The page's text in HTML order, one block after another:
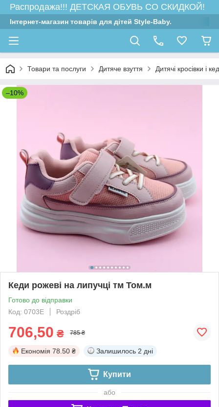
Распродажа!!! ДЕТСКАЯ ОБУВЬ СО СКИДКОЙ!
Інтернет-магазин товарів для дітей Style-Baby.
Товари та послуги Дитяче взуття Дитячі кросівки і
–10%
Кеди рожеві на липучці тм Том.м
Готово до відправки
Код: 0703E
Роздріб
706,50 ₴ 785 ₴
Економія 78.50 ₴ Залишилось 2 дні
Купити
або